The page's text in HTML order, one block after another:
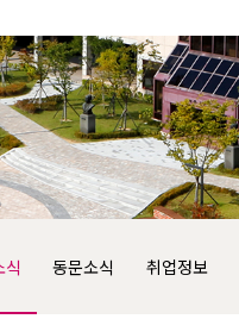
식 동문소식 취업정보